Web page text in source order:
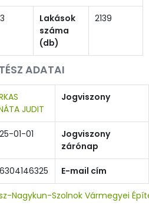
Lakások
száma
(db)
2139
ADATAI
JUDIT
Jogviszony
01-01
Jogviszony
zárónap
E-mail cím
Nagykun-Szolnok Vármegyei